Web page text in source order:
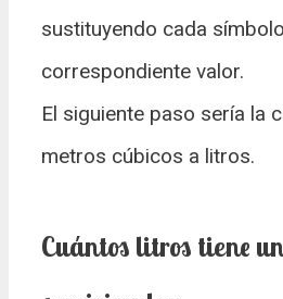
sustituyendo cada
correspondiente valor.
El siguiente paso sería la
metros cúbicos a litros.
Cuántos litros tiene